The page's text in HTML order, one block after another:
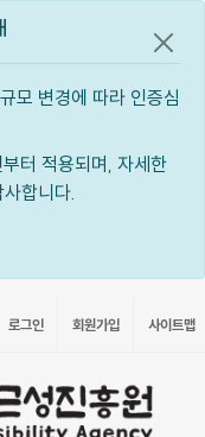
모 변경에 따라 인증심
터 적용되며, 자세한
합니다.
공지
로그인 회원가입 사이트맵